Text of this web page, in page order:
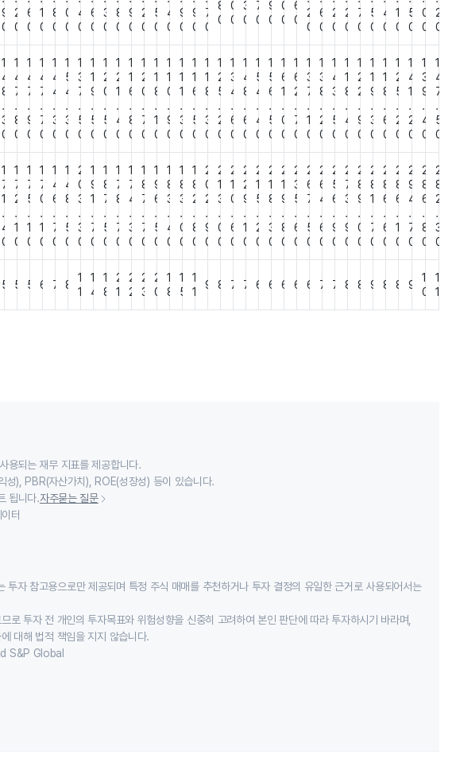
9
0
2
0
6
0
1
0
8
0
0
0
4
0
6
0
3
0
8
0
9
0
2
0
5
0
4
0
9
0
9
0
7
0
8
0
0
0
3
0
7
0
9
0
0
0
6
0
2
0
6
0
2
0
2
0
7
0
5
0
4
0
1
0
5
0
0
0
2
0
1
4
8
.
3
0
1
4
7
.
8
0
1
4
7
.
9
0
1
4
7
.
7
0
1
4
4
.
3
0
1
5
4
.
3
0
1
3
7
.
5
0
1
1
9
.
5
0
1
2
0
.
5
0
1
2
1
.
4
0
1
1
6
.
8
0
1
2
0
.
7
0
1
1
8
.
1
0
1
1
0
.
9
0
1
1
1
.
3
0
1
1
6
.
5
0
1
1
8
.
3
0
1
2
5
.
2
0
1
3
4
.
6
0
1
4
8
.
6
0
1
5
4
.
4
0
1
5
6
.
5
0
1
6
1
.
0
0
1
6
2
.
7
0
1
3
7
.
1
0
1
3
8
.
2
0
1
4
3
.
5
0
1
1
8
.
4
0
1
2
2
.
9
0
1
1
9
.
3
0
1
1
8
.
6
0
1
2
5
.
2
0
1
4
1
.
2
0
1
3
9
.
4
0
1
4
7
.
5
0
1
7
1
.
4
0
1
7
2
.
1
0
1
7
5
.
1
0
1
7
0
.
1
0
1
4
6
.
7
0
1
4
8
.
5
0
2
0
3
.
3
0
1
9
1
.
7
0
1
8
7
.
5
0
1
7
8
.
7
0
1
7
4
.
3
0
1
8
7
.
7
0
1
9
6
.
5
0
1
8
3
.
4
0
1
8
3
.
0
0
1
8
2
.
8
0
2
0
2
.
9
0
2
1
3
.
0
0
2
1
0
.
6
0
2
2
9
.
1
0
2
1
5
.
2
0
2
1
8
.
3
0
2
1
9
.
8
0
2
3
5
.
6
0
2
6
7
.
5
0
2
6
4
.
6
0
2
5
6
.
9
0
2
7
3
.
9
0
2
8
9
.
0
0
2
8
1
.
7
0
2
8
6
.
6
0
2
8
6
.
1
0
2
9
4
.
7
0
2
8
6
.
8
0
2
8
2
.
3
0
5 5 5 6 7 8
1
1
1
4
1
8
2
1
2
2
2
3
2
0
1
8
1
5
1
1
9 8 7 7 6 6 6 6 6 7 7 8 8 9 8 8 9
1
0
1
1
용되는 재무 지표를 제공합니다.
성), PBR(자산가치), ROE(성장성) 등이 있습니다.
됩니다.자주묻는 질문
터
투자 참고용으로만 제공되며 특정 주식 매매를 추천하거나 투자 결정의 유일한 근거로 사용되어서는
로 투자 전 개인의 투자목표와 위험성향을 신중히 고려하여 본인 판단에 따라 투자하시기 바라며,
대해 법적 책임을 지지 않습니다.
S&P Global